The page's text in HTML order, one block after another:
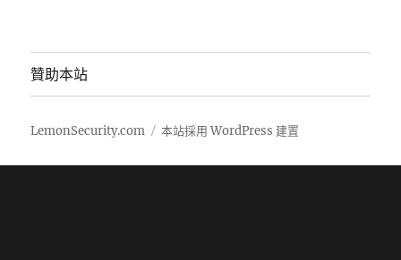
贊助本站
LemonSecurity.com 本站採用 WordPress 建置